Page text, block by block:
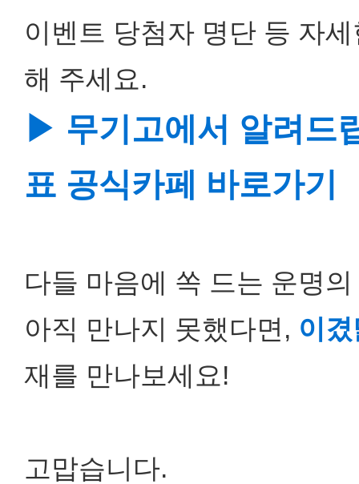
이벤트 당첨자 명단 등 자
해 주세요.
▶ 무기고에서 알려드
표 공식카페 바로가기
다들 마음에 쏙 드는 운명
아직 만나지 못했다면, 이
재를 만나보세요!
고맙습니다.